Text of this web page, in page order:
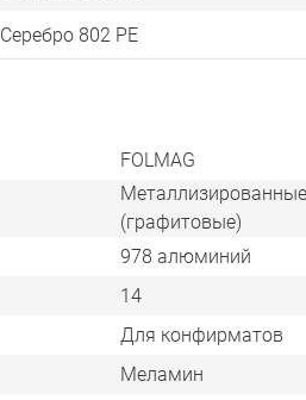
Серебро 802 PE
FOLMAG
(графитовые)
978 алюминий
14
Для конфирматов
Меламин